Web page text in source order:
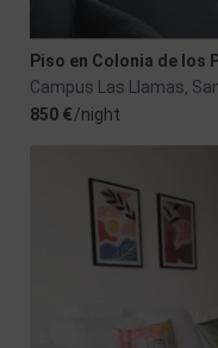
Piso en Colonia de los
Campus Las Llamas
850 €/night